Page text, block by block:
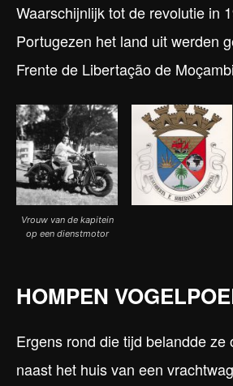
Waarschijnlijk tot de revolutie in
Portugezen het land uit werden
Frente de Libertação de
Vrouw van de kapitein
op een dienstmotor
HOMPEN
Ergens rond die tijd belandde ze
naast het huis van een